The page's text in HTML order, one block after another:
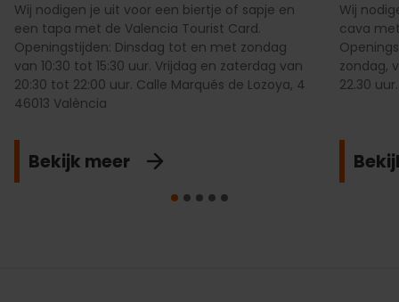
Wij nodigen je uit voor een biertje of sapje en
een tapa met de Valencia Tourist Card.
Openingstijden: Dinsdag tot en met zondag
van 10:30 tot 15:30 uur. Vrijdag en zaterdag van
20:30 tot 22:00 uur. Calle Marqués de Lozoya, 4
46013 València
Bekijk meer
Wij
cava
zondag,
22.30